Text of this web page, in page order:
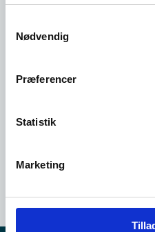
Nødvendig
Præferencer
Statistik
Marketing
Det er gratis at